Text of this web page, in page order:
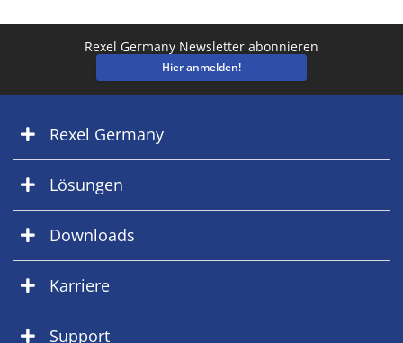
Rexel Germany Newsletter abonnieren
Hier anmelden!
Rexel Germany
Lösungen
Downloads
Karriere
Support